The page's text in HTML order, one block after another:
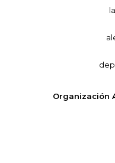
Organización